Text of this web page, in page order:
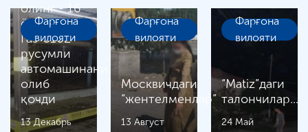
Фарғона
вилояти
олинг - 16
ёшли шахс
Газ-3102
русумли
автомашинани
олиб
қочди
13 Декабрь
Фарғона
вилояти
Москвичдаги
“жентелменлар”
13 Август
Фарғона
вилояти
“Matiz”даги
талончилар...
24 Май